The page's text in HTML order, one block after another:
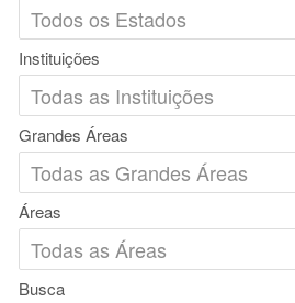
Instituições
Grandes Áreas
Áreas
Busca